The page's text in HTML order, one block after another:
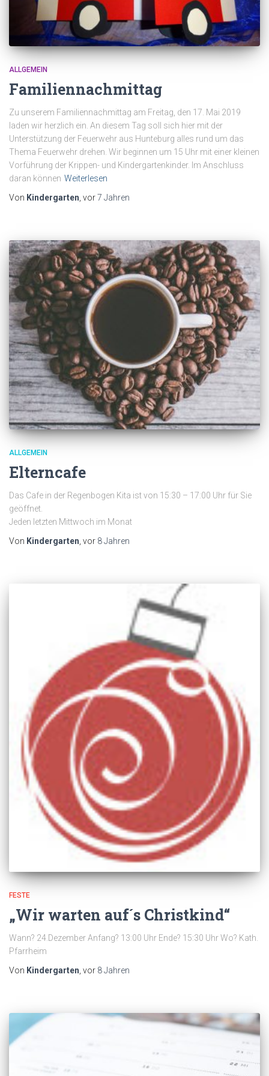
ALLGEMEIN
Familiennachmittag
Zu unserem Familiennachmittag am Freitag, den 17. Mai 2019
laden wir herzlich ein. An diesem Tag soll sich hier mit der
Unterstützung der Feuerwehr aus Hunteburg alles rund um das
Thema Feuerwehr drehen. Wir beginnen um 15 Uhr mit einer kleinen
Vorführung der Krippen- und Kindergartenkinder. Im Anschluss
daran können Weiterlesen
Von Kindergarten , vor7 Jahren
ALLGEMEIN
Elterncafe
Das Cafe in der Regenbogen Kita ist von 15:30 – 17:00 Uhr für Sie
geöffnet.
Jeden letzten Mittwoch im Monat
Von Kindergarten , vor 8 Jahren
FESTE
„Wir warten auf´s Christkind“
Wann? 24.Dezember Anfang? 13:00 Uhr Ende? 15:30 Uhr Wo? Kath.
Pfarrheim
Von Kindergarten , vor 8 Jahren